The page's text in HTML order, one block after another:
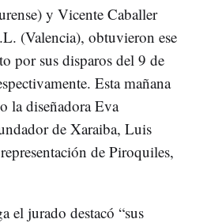
y Vicente Caballer
(Valencia), obtuvieron ese
por sus disparos del 9 de
Esta mañana
la diseñadora Eva
de Xaraiba, Luis
de Piroquiles,
el jurado destacó “sus